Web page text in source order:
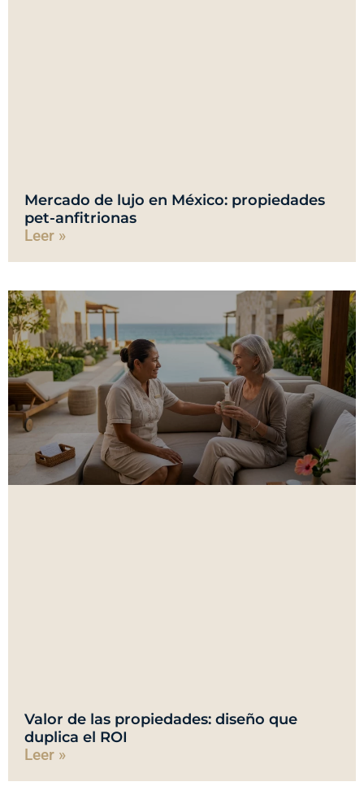
Mercado de lujo en México: propiedades
pet-anfitrionas
Leer »
Valor de las propiedades: diseño que
duplica el ROI
Leer »